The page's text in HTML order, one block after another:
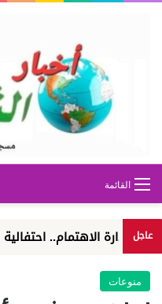
القائمة
عاجل احتفالية لتخريج دفعات
منوعات